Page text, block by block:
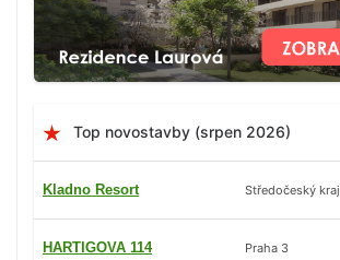
Top novostavby (srpen 2026)
Kladno Resort Středočeský kraj
HARTIGOVA 114 Praha 3